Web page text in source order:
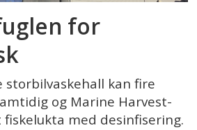
for
storbilvaskehall kan fire
og Marine Harvest-
med desinfisering.